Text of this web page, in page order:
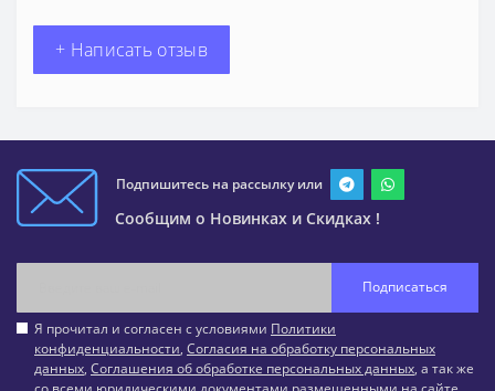
+ Написать отзыв
Подпишитесь на рассылку или
Сообщим о Новинках и Скидках !
Подписаться
Я прочитал и согласен с условиями Политики
конфиденциальности, Согласия на обработку персональных
данных, Соглашения об обработке персональных данных, а так же